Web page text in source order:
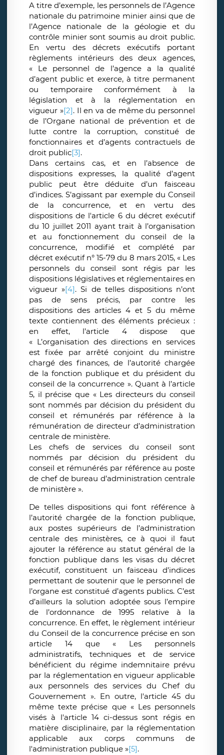
A titre d’exemple, les personnels de l’Agence
nationale du patrimoine minier ainsi que de
l’Agence nationale de la géologie et du
contrôle minier sont soumis au droit public.
En vertu des décrets exécutifs portant
règlements intérieurs des deux agences,
« Le personnel de l’agence a la qualité
d’agent public et exerce, à titre permanent
ou temporaire conformément à la
législation et à la réglementation en
vigueur »[2]. Il en va de même du personnel
de l’Organe national de prévention et de
lutte contre la corruption, constitué de
fonctionnaires et d’agents contractuels de
droit public[3].
Dans certains cas, et en l’absence de
dispositions expresses, la qualité d’agent
public peut être déduite d’un faisceau
d’indices. S’agissant par exemple du Conseil
de la concurrence, et en vertu des
dispositions de l'article 6 du décret exécutif
du 10 juillet 2011 ayant trait à l’organisation
et au fonctionnement du conseil de la
concurrence, modifié et complété par
décret exécutif n° 15-79 du 8 mars 2015, « Les
personnels du conseil sont régis par les
dispositions législatives et réglementaires en
vigueur »[4].Si de telles dispositions n’ont
pas de sens précis, par contre les
dispositions des articles 4 et 5 du même
texte contiennent des éléments précieux :
en effet, l’article 4 dispose que
« L’organisation des directions en services
est fixée par arrêté conjoint du ministre
chargé des finances, de l’autorité chargée
de la fonction publique et du président du
conseil de la concurrence ». Quant à l’article
5, il précise que « Les directeurs du conseil
sont nommés par décision du président du
conseil et rémunérés par référence à la
rémunération de directeur d’administration
centrale de ministère.
Les chefs de services du conseil sont
nommés par décision du président du
conseil et rémunérés par référence au poste
de chef de bureau d’administration centrale
de ministère ».
De telles dispositions qui font référence à
l’autorité chargée de la fonction publique,
aux postes supérieurs de l’administration
centrale des ministères, ce à quoi il faut
ajouter la référence au statut général de la
fonction publique dans les visas du décret
exécutif, constituent un faisceau d’indices
permettant de soutenir que le personnel de
l’organe est constitué d’agents publics. C’est
d’ailleurs la solution adoptée sous l’empire
de l’ordonnance de 1995 relative à la
concurrence. En effet, le règlement intérieur
du Conseil de la concurrence précise en son
article 14 que « Les personnels
administratifs, techniques et de service
bénéficient du régime indemnitaire prévu
par la réglementation en vigueur applicable
aux personnels des services du Chef du
Gouvernement ». En outre, l'article 45 du
même texte précise que « Les personnels
visés à l'article 14 ci-dessus sont régis en
matière disciplinaire, par la réglementation
applicable aux corps communs de
l'administration publique »[5].